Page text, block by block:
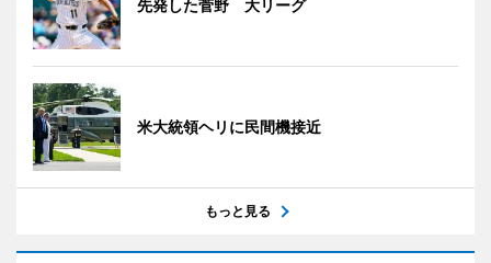
先発した菅野 大リーグ
米大統領ヘリに民間機接近
もっと見る